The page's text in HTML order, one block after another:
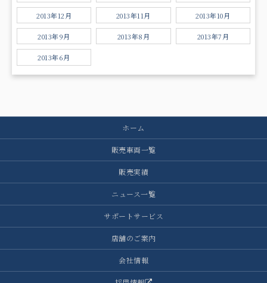
2013年12月 2013年11月 2013年10月
2013年9月 2013年8月 2013年7月
2013年6月
ホーム
販売車両一覧
販売実績
ニュース一覧
サポートサービス
店舗のご案内
会社情報